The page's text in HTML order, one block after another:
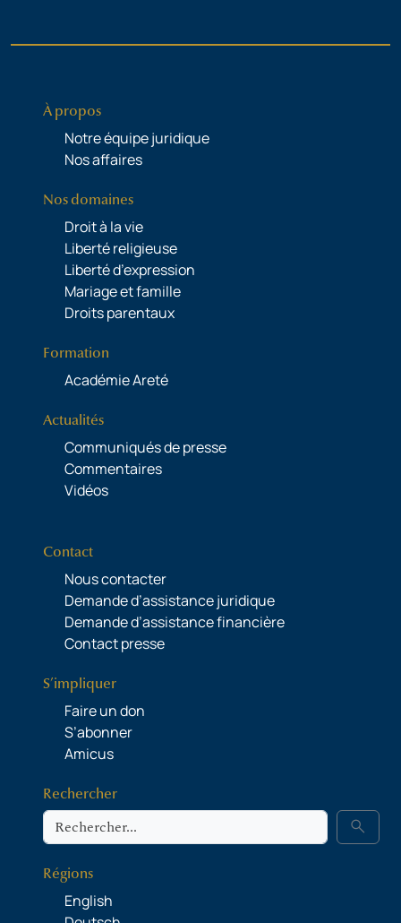
À propos
Notre équipe juridique
Nos affaires
Nos domaines
Droit à la vie
Liberté religieuse
Liberté d’expression
Mariage et famille
Droits parentaux
Formation
Académie Areté
Actualités
Communiqués de presse
Commentaires
Vidéos
Contact
Nous contacter
Demande d’assistance juridique
Demande d’assistance financière
Contact presse
S’impliquer
Faire un don
S’abonner
Amicus
Rechercher
Rechercher search
Régions
English